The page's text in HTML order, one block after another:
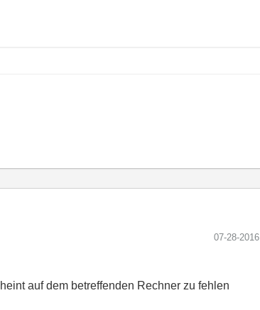
‎07-28-2016
auf dem betreffenden Rechner zu fehlen